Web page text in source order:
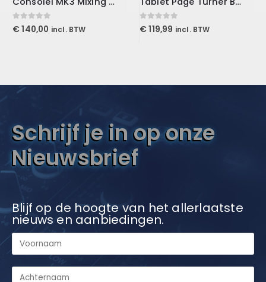
0out of 5
€ 140,00 incl. BTW 0out of 5
€ 119,99 incl. BTW
Schrijf je in op onze
Nieuwsbrief
Blijf op de hoogte van het allerlaatste
nieuws en aanbiedingen.